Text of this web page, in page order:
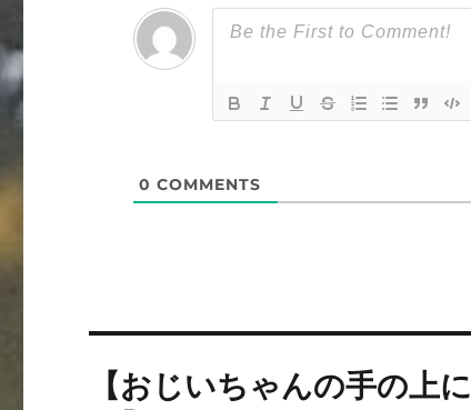
0 COMMENTS
【おじいちゃんの手の上